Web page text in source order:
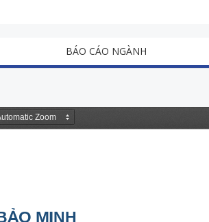
BÁO CÁO NGÀNH